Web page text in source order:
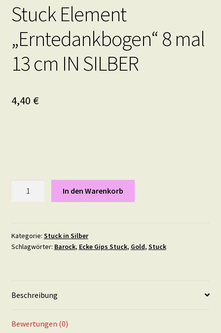
Stuck Element
„Erntedankbogen“ 8 mal
13 cm IN SILBER
4,40 €
mal
13
Menge
In den Warenkorb
Kategorie: Stuck in Silber
Schlagwörter: Barock, Ecke Gips Stuck, Gold, Stuck
Beschreibung
Bewertungen (0)